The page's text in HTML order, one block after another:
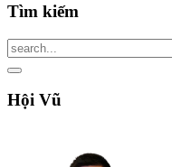
Tìm kiếm
Hội Vũ